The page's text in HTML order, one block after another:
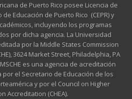
de Puerto Rico posee Licencia de
Educación de Puerto Rico (CEPR) y
incluyendo los programas
por dicha agencia. La Universidad
por la Middle States Commission
3624 Market Street, Philadelphia, PA
MSCHE es una agencia de acreditación
el Secretario de Educación de los
y por el Council on Higher
Accreditation (CHEA).